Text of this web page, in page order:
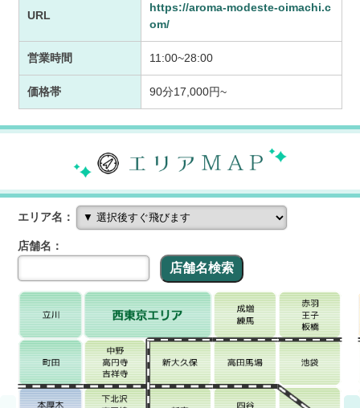
URL
https://aroma-modeste-oimachi.c
om/
営業時間 11:00~28:00
価格帯 90分17,000円~
エリア名：
店舗名：